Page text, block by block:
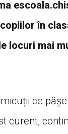
în
locuri mai
ce
curent,